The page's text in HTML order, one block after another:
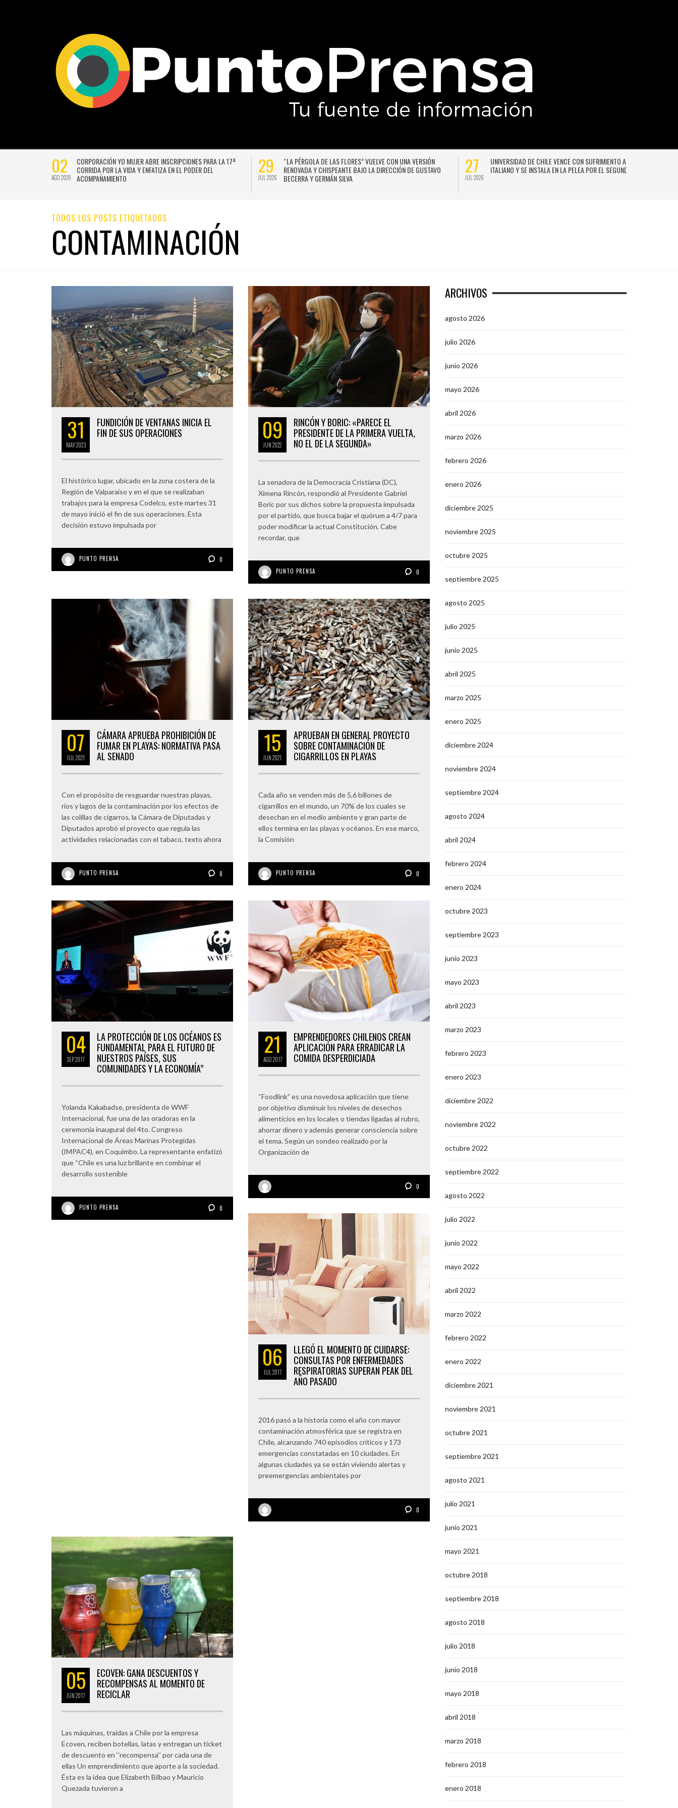
02
AGO 2026
CORPORACIÓN YO MUJER ABRE INSCRIPCIONES PARA LA 17ª
CORRIDA POR LA VIDA Y ENFATIZA EN EL PODER DEL
ACOMPAÑAMIENTO
29
JUL 2026
“LA PÉRGOLA DE LAS FLORES” VUELVE CON UNA VERSIÓN
RENOVADA Y CHISPEANTE BAJO LA DIRECCIÓN DE GUSTAVO
BECERRA Y GERMÁN SILVA
27
JUL 2026
UNIVERSIDAD DE CHILE VENCE CON SUFRIMIENTO A AUDAX
ITALIANO Y SE INSTALA EN LA PELEA POR EL SEGUNDO LUGAR
TODOS LOS POSTS ETIQUETADOS
CONTAMINACIÓN
31
MAY2023
FUNDICIÓN DE VENTANAS INICIA EL
FIN DE SUS OPERACIONES
El histórico lugar, ubicado en la zona costera de la
Región de Valparaíso y en el que se realizaban
trabajos para la empresa Codelco, este martes 31
de mayo inició el fin de sus operaciones. Esta
decisión estuvo impulsada por
PUNTO PRENSA 0
09
JUN2022
RINCÓN Y BORIC: «PARECE EL
PRESIDENTE DE LA PRIMERA VUELTA,
NO EL DE LA SEGUNDA»
La senadora de la Democracia Cristiana (DC),
Ximena Rincón, respondió al Presidente Gabriel
Boric por sus dichos sobre la propuesta impulsada
por el partido, que busca bajar el quórum a 4/7 para
poder modificar la actual Constitución. Cabe
recordar, que
PUNTO PRENSA 0
07
JUL 2021
CÁMARA APRUEBA PROHIBICIÓN DE
FUMAR EN PLAYAS: NORMATIVA PASA
AL SENADO
Con el propósito de resguardar nuestras playas,
ríos y lagos de la contaminación por los efectos de
las colillas de cigarros, la Cámara de Diputadas y
Diputados aprobó el proyecto que regula las
actividades relacionadas con el tabaco, texto ahora
PUNTO PRENSA 0
15
JUN2021
APRUEBAN EN GENERAL PROYECTO
SOBRE CONTAMINACIÓN DE
CIGARRILLOS EN PLAYAS
Cada año se venden más de 5,6 billones de
cigarrillos en el mundo, un 70% de los cuales se
desechan en el medio ambiente y gran parte de
ellos termina en las playas y océanos. En ese marco,
la Comisión
PUNTO PRENSA 0
04
SEP2017
LA PROTECCIÓN DE LOS OCÉANOS ES
FUNDAMENTAL PARA EL FUTURO DE
NUESTROS PAÍSES, SUS
COMUNIDADES Y LA ECONOMÍA”
Yolanda Kakabadse, presidenta de WWF
Internacional, fue una de las oradoras en la
ceremonia inaugural del 4to. Congreso
Internacional de Áreas Marinas Protegidas
(IMPAC4), en Coquimbo. La representante enfatizó
que “Chile es una luz brillante en combinar el
desarrollo sostenible
PUNTO PRENSA 0
21
AGO2017
EMPRENDEDORES CHILENOS CREAN
APLICACIÓN PARA ERRADICAR LA
COMIDA DESPERDICIADA
“Foodlink” es una novedosa aplicación que tiene
por objetivo disminuir los niveles de desechos
alimenticios en los locales o tiendas ligadas al rubro,
ahorrar dinero y además generar consciencia sobre
el tema. Según un sondeo realizado por la
Organización de
0
06
JUL 2017
LLEGÓ EL MOMENTO DE CUIDARSE:
CONSULTAS POR ENFERMEDADES
RESPIRATORIAS SUPERAN PEAK DEL
AÑO PASADO
2016 pasó a la historia como el año con mayor
contaminación atmosférica que se registra en
Chile, alcanzando 740 episodios críticos y 173
emergencias constatadas en 10 ciudades. En
algunas ciudades ya se están viviendo alertas y
preemergencias ambientales por
0
05
JUN2017
ECOVEN: GANA DESCUENTOS Y
RECOMPENSAS AL MOMENTO DE
RECICLAR
Las máquinas, traídas a Chile por la empresa
Ecoven, reciben botellas, latas y entregan un ticket
de descuento en ‘’recompensa’’ por cada una de
ellas Un emprendimiento que aporte a la sociedad.
Ésta es la idea que Elizabeth Bilbao y Mauricio
Quezada tuvieron a
ARCHIVOS
agosto 2026
julio 2026
junio 2026
mayo 2026
abril 2026
marzo 2026
febrero 2026
enero 2026
diciembre 2025
noviembre 2025
octubre 2025
septiembre 2025
agosto 2025
julio 2025
junio 2025
abril 2025
marzo 2025
enero 2025
diciembre 2024
noviembre 2024
septiembre 2024
agosto 2024
abril 2024
febrero 2024
enero 2024
octubre 2023
septiembre 2023
junio 2023
mayo 2023
abril 2023
marzo 2023
febrero 2023
enero 2023
diciembre 2022
noviembre 2022
octubre 2022
septiembre 2022
agosto 2022
julio 2022
junio 2022
mayo 2022
abril 2022
marzo 2022
febrero 2022
enero 2022
diciembre 2021
noviembre 2021
octubre 2021
septiembre 2021
agosto 2021
julio 2021
junio 2021
mayo 2021
octubre 2018
septiembre 2018
agosto 2018
julio 2018
junio 2018
mayo 2018
abril 2018
marzo 2018
febrero 2018
enero 2018